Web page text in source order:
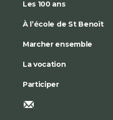
Les 100 ans
À l’école de St Benoît
Marcher ensemble
La vocation
Participer